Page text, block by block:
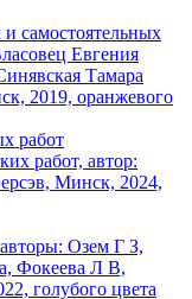
работ